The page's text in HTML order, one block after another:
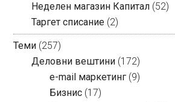
Неделен магазин Капитал (52)
Таргет списание (2)
Теми (257)
Деловни вештини (172)
e-mail маркетинг (9)
Бизнис (17)